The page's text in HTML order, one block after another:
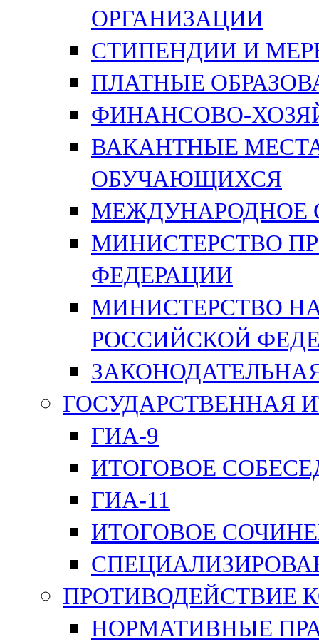
ОРГАНИЗАЦИИ
СТИПЕНДИИ И
ПЛАТНЫЕ
ФИНАНСОВО-
ВАКАНТНЫЕ
ОБУЧАЮЩИХСЯ
МЕЖДУНАРОДНОЕ
МИНИСТЕРСТВО
ФЕДЕРАЦИИ
МИНИСТЕРСТВО
РОССИЙСКОЙ
ГОСУДАРСТВЕННАЯ
ГИА-9
ИТОГОВОЕ
ГИА-11
ИТОГОВОЕ
ПРОТИВОДЕЙСТВИЕ
НОРМАТИВНЫЕ